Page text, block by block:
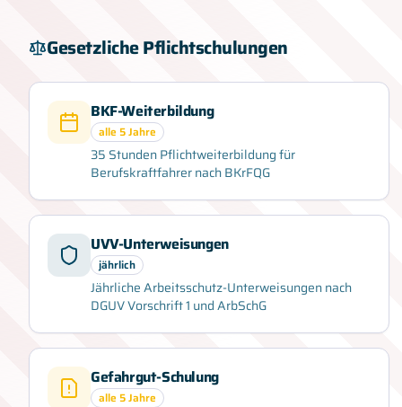
Gesetzliche Pflichtschulungen
BKF-Weiterbildung
alle 5 Jahre
35 Stunden Pflichtweiterbildung für
Berufskraftfahrer nach BKrFQG
UVV-Unterweisungen
jährlich
Jährliche Arbeitsschutz-Unterweisungen nach
DGUV Vorschrift 1 und ArbSchG
Gefahrgut-Schulung
alle 5 Jahre